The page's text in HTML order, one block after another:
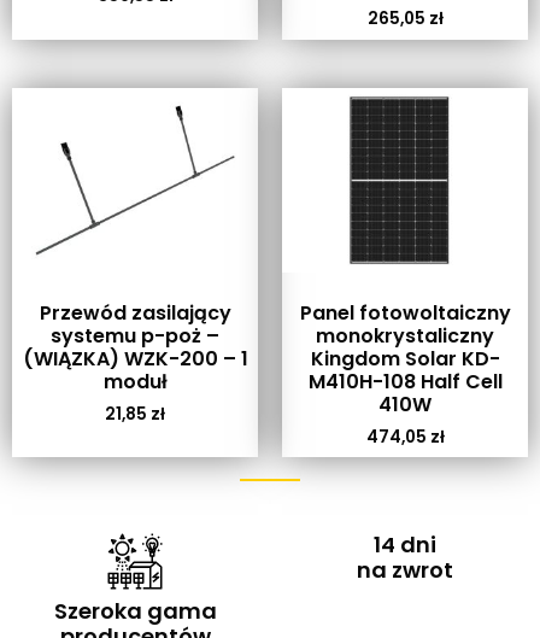
265,05 zł
Przewód zasilający
systemu p-poż –
(WIĄZKA) WZK-200 – 1
moduł
21,85 zł
Panel fotowoltaiczny
monokrystaliczny
Kingdom Solar KD-
M410H-108 Half Cell
410W
474,05 zł
Szeroka gama
14 dni
na zwrot